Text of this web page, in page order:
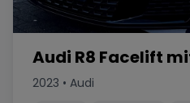
Audi R8 Facelift
2023 • Audi